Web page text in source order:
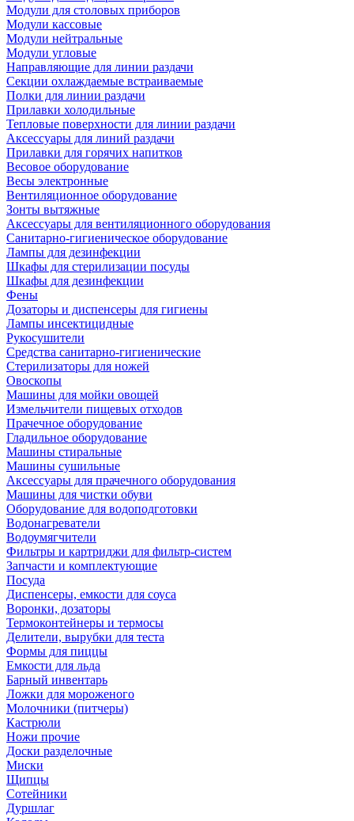
Модули для столовых приборов
Модули кассовые
Модули нейтральные
Модули угловые
Направляющие для линии раздачи
Секции охлаждаемые встраиваемые
Полки для линии раздачи
Прилавки холодильные
Тепловые поверхности для линии раздачи
Аксессуары для линий раздачи
Прилавки для горячих напитков
Весовое оборудование
Весы электронные
Вентиляционное оборудование
Зонты вытяжные
Аксессуары для вентиляционного оборудования
Санитарно-гигиеническое оборудование
Лампы для дезинфекции
Шкафы для стерилизации посуды
Шкафы для дезинфекции
Фены
Дозаторы и диспенсеры для гигиены
Лампы инсектицидные
Рукосушители
Средства санитарно-гигиенические
Стерилизаторы для ножей
Овоскопы
Машины для мойки овощей
Измельчители пищевых отходов
Прачечное оборудование
Гладильное оборудование
Машины стиральные
Машины сушильные
Аксессуары для прачечного оборудования
Машины для чистки обуви
Оборудование для водоподготовки
Водонагреватели
Водоумягчители
Фильтры и картриджи для фильтр-систем
Запчасти и комплектующие
Посуда
Диспенсеры, емкости для соуса
Воронки, дозаторы
Термоконтейнеры и термосы
Делители, вырубки для теста
Формы для пиццы
Емкости для льда
Барный инвентарь
Ложки для мороженого
Молочники (питчеры)
Кастрюли
Ножи прочие
Доски разделочные
Миски
Щипцы
Сотейники
Дуршлаг